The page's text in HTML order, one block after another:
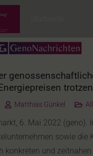
trotzen
Matthias Günkel
6. Mai 2022 (geno).
sowie die
konkreten und